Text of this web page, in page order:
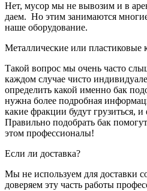
Нет, мусор мы не вывозим и в
даем. Но этим занимаются
наше оборудование.
Металлические или пластиковые
Такой вопрос мы очень часто
каждом случае чисто
определить какой именно бак
нужна более подробная
какие фракции будут грузиться,
Правильно подобрать бак
этом профессионалы!
Если ли доставка?
Мы не используем для доставки
доверяем эту часть работы